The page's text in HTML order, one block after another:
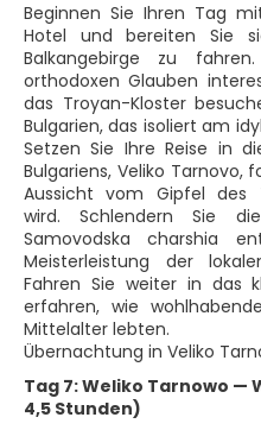
Beginnen Sie Ihren Tag
Hotel und bereiten Sie
Balkangebirge zu
orthodoxen Glauben
das Troyan-Kloster
Bulgarien, das isoliert am
Setzen Sie Ihre Reise in
Bulgariens, Veliko Tarnovo,
Aussicht vom Gipfel des
wird. Schlendern Sie
Samovodska charshia
Meisterleistung der
Fahren Sie weiter in das
erfahren, wie
Mittelalter lebten.
Übernachtung in Veliko
Tag 7: Weliko Tarnowo —
4,5 Stunden)